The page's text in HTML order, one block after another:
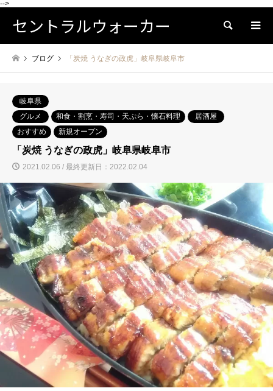
-->
セントラルウォーカー 検索
ブログ 「炭焼 うなぎの政虎」岐阜県岐阜市
岐阜県
グルメ
和食・割烹・寿司・天ぷら・懐石料理
居酒屋
おすすめ
新規オープン
「炭焼 うなぎの政虎」岐阜県岐阜市
2021.02.06 / 最終更新日：2022.02.04